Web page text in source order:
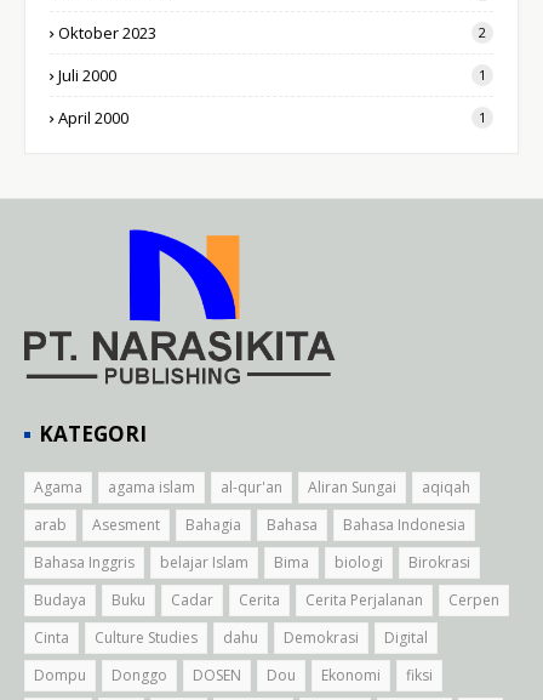
Oktober 2023 2
Juli 2000 1
April 2000 1
KATEGORI
Agama agama islam al-qur'an Aliran Sungai
aqiqah
arab
Asesment Bahagia Bahasa
Bahasa Indonesia
Bahasa Inggris
belajar Islam Bima biologi
Birokrasi
Budaya
Buku Cadar Cerita Cerita Perjalanan
Cerpen
Cinta
Culture Studies dahu Demokrasi
Digital
Dompu
Donggo DOSEN Dou Ekonomi
fiksi